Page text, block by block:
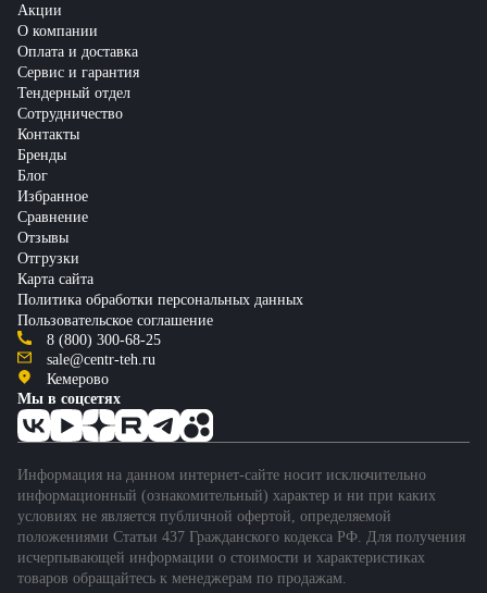
Акции
О компании
Оплата и доставка
Сервис и гарантия
Тендерный отдел
Сотрудничество
Контакты
Бренды
Блог
Избранное
Сравнение
Отзывы
Отгрузки
Карта сайта
Политика обработки персональных данных
Пользовательское соглашение
8 (800) 300-68-25
sale@centr-teh.ru
Кемерово
Мы в соцсетях
Информация на данном интернет-сайте носит исключительно
информационный (ознакомительный) характер и ни при каких
условиях не является публичной офертой, определяемой
положениями Статьи 437 Гражданского кодекса РФ. Для получения
исчерпывающей информации о стоимости и характеристиках
товаров обращайтесь к менеджерам по продажам.